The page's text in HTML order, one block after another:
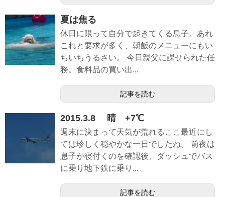
夏は焦る
休日に限って自分で起きてくる息子。あれ
これと要求が多く、朝飯のメニューにもい
ちいちうるさい。 今日親父に課せられた任
務。食料品の買い出...
記事を読む
2015.3.8 晴 +7℃
週末に決まって天気が荒れるここ最近にし
ては珍しく穏やかな一日でしたね。 前夜は
息子が寝付くのを確認後、ダッシュでバス
に乗り地下鉄に乗り...
記事を読む